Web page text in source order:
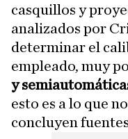
casquillos y
analizados por
determinar el
empleado, muy
y
esto es a lo que
concluyen